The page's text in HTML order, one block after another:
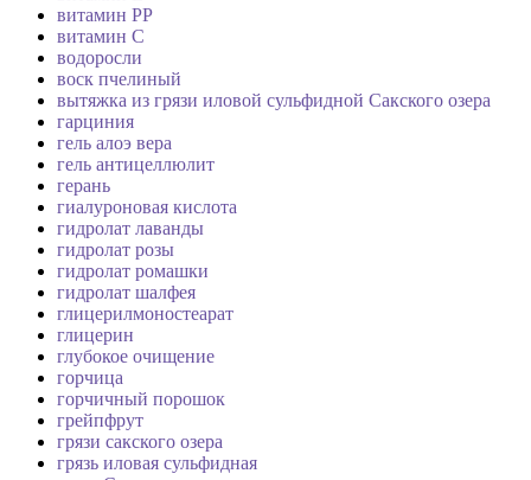
витамин РР
витамин С
водоросли
воск пчелиный
вытяжка из грязи иловой сульфидной Сакского озера
гарциния
гель алоэ вера
гель антицеллюлит
герань
гиалуроновая кислота
гидролат лаванды
гидролат розы
гидролат ромашки
гидролат шалфея
глицерилмоностеарат
глицерин
глубокое очищение
горчица
горчичный порошок
грейпфрут
грязи сакского озера
грязь иловая сульфидная